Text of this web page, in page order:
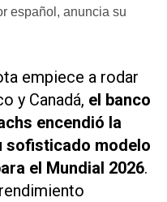
español, anuncia su
empiece a rodar
y Canadá, el banco
encendió la
sofisticado modelo
el Mundial 2026.